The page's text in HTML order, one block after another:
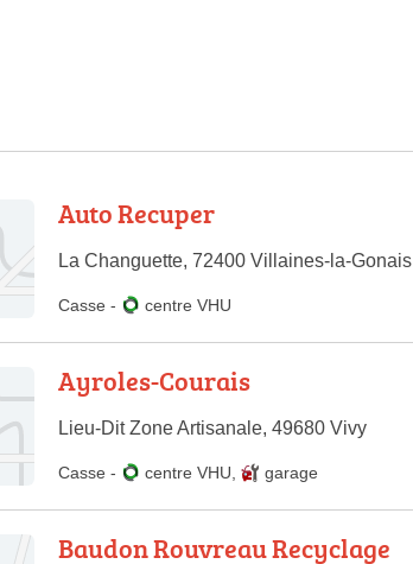
Auto Recuper
La Changuette, 72400 Villaines-la-Gonais
Casse - centre VHU
Ayroles-Courais
Lieu-Dit Zone Artisanale, 49680 Vivy
Casse - centre VHU garage
Baudon Rouvreau Recyclage